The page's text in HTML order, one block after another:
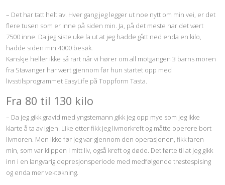
– Det har tatt helt av. Hver gang jeg legger ut noe nytt om min vei, er det
flere tusen som er inne på siden min. Ja, på det meste har det vært
7500 inne. Da jeg siste uke la ut at jeg hadde gått ned enda en kilo,
hadde siden min 4000 besøk.
Kanskje heller ikke så rart når vi hører om all motgangen 3 barns moren
fra Stavanger har vært gjennom før hun startet opp med
livsstilsprogrammet EasyLife på Toppform Tasta.
Fra 80 til 130 kilo
– Da jeg gikk gravid med yngstemann gikk jeg opp mye som jeg ikke
klarte å ta av igjen. Like etter fikk jeg livmorkreft og måtte operere bort
livmoren. Men ikke før jeg var gjennom den operasjonen, fikk faren
min, som var klippen i mitt liv, også kreft og døde. Det førte til at jeg gikk
inn i en langvarig depresjonsperiode med medfølgende trøstespising
og enda mer vektøkning.